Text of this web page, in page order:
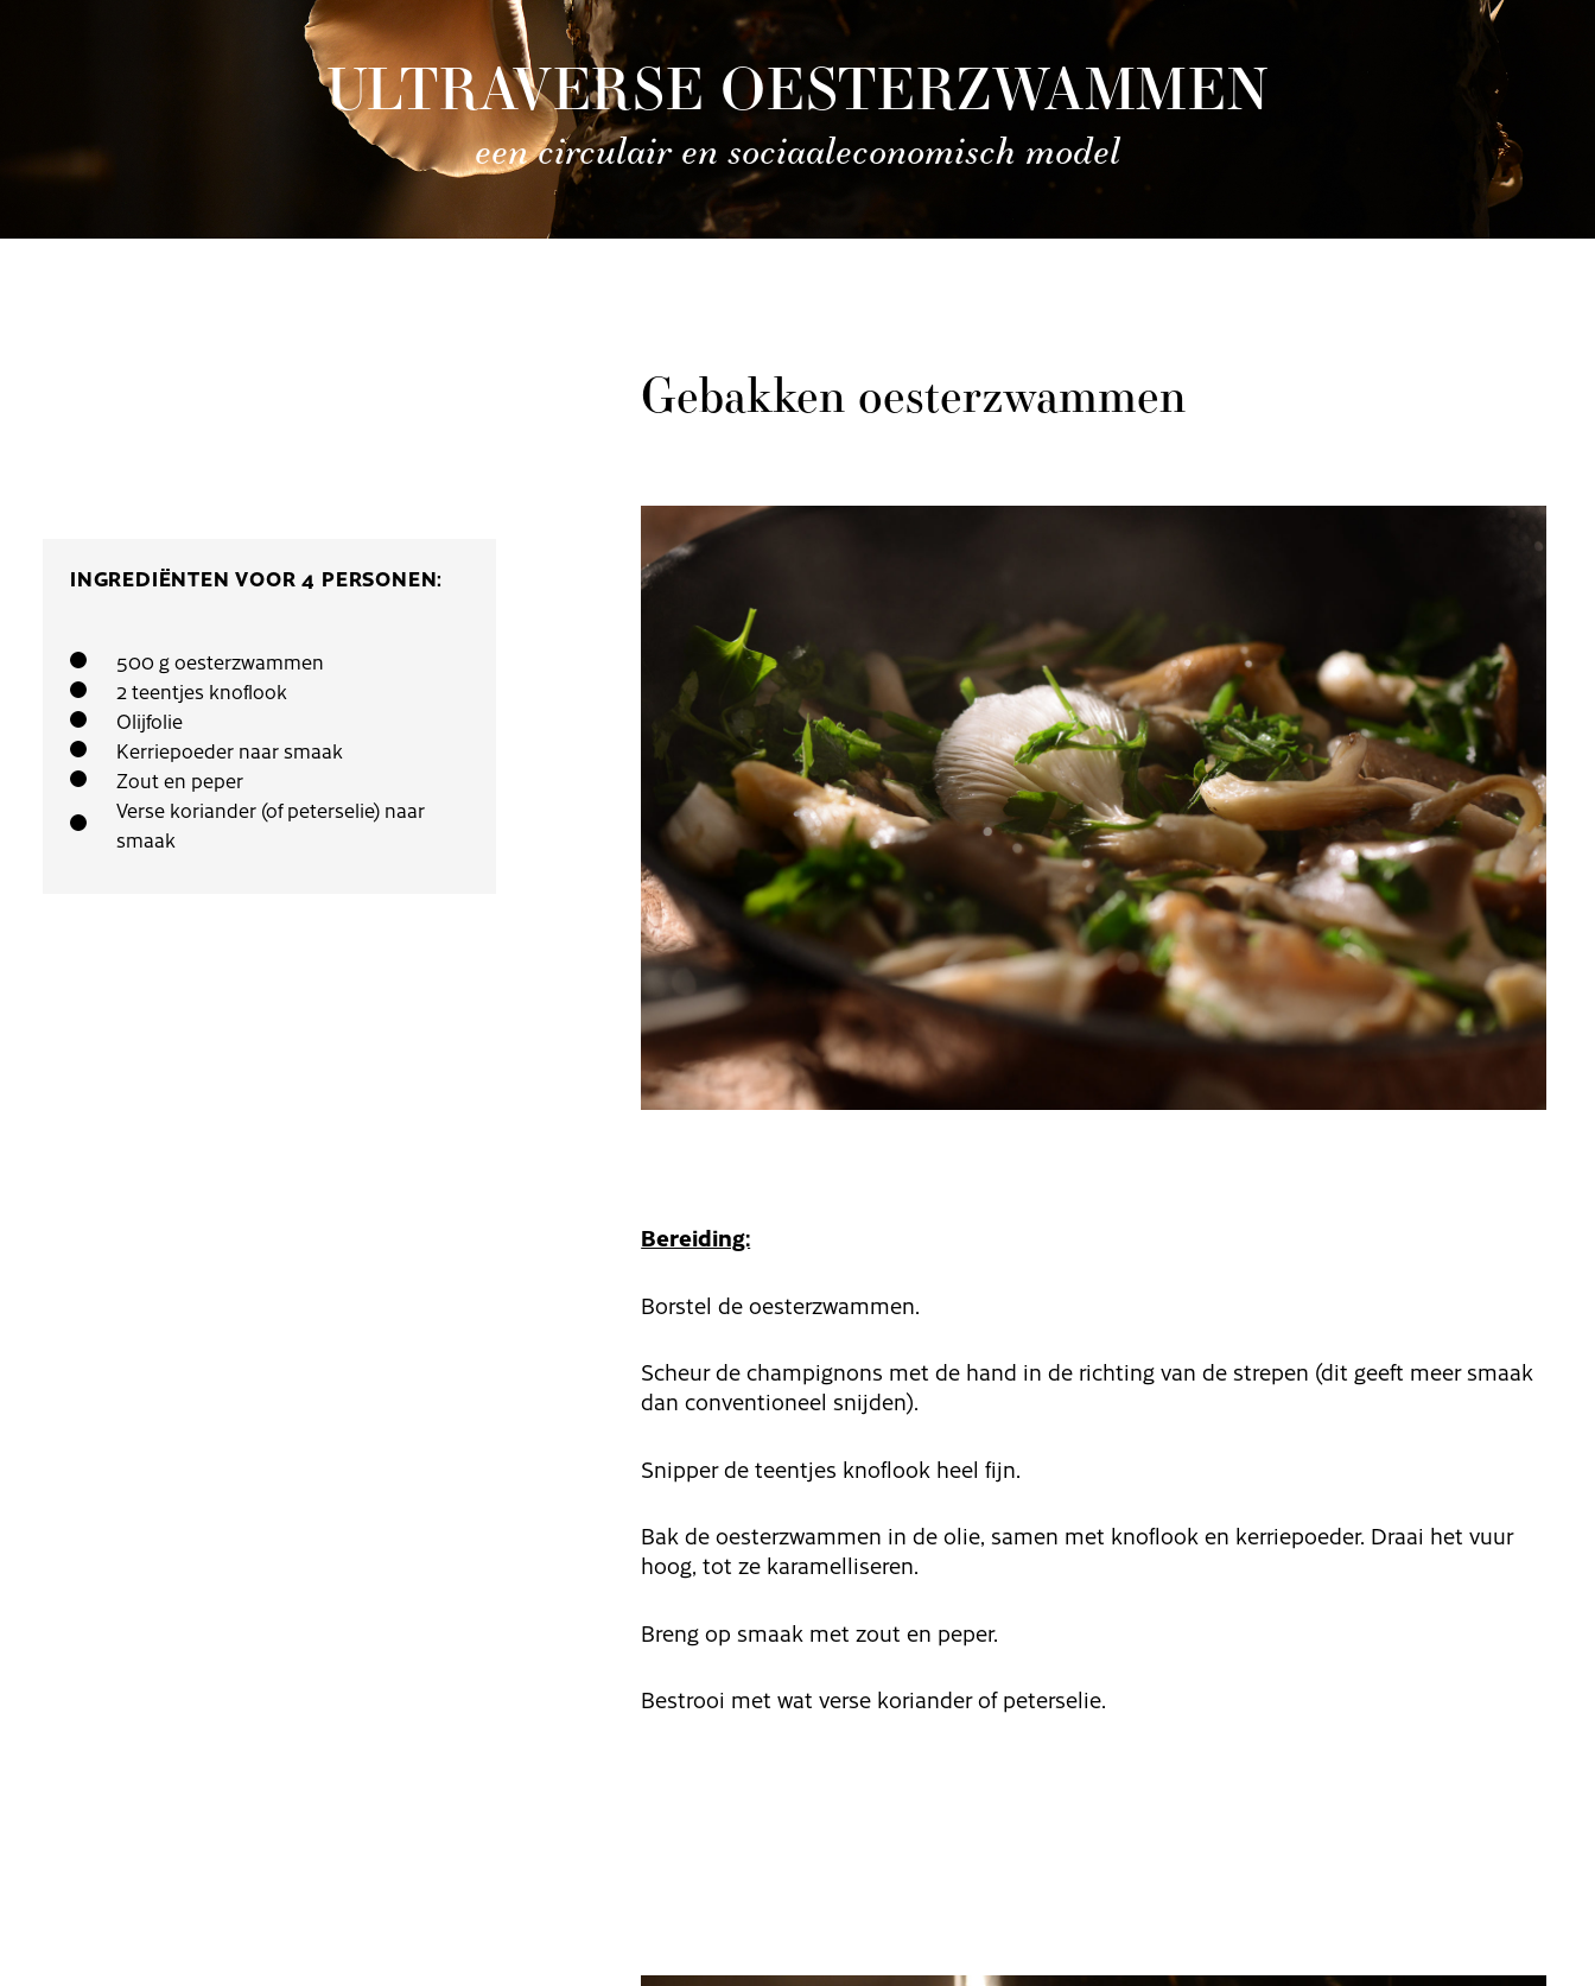
ULTRAVERSE OESTERZWAMMEN
een circulair en sociaaleconomisch model
INGREDIËNTEN VOOR 4 PERSONEN:
500 g oesterzwammen
2 teentjes knoflook
Olijfolie
Kerriepoeder naar smaak
Zout en peper
Verse koriander (of peterselie) naar
smaak
Gebakken oesterzwammen
Bereiding:
Borstel de oesterzwammen.
Scheur de champignons met de hand in de richting van de strepen (dit geeft meer smaak
dan conventioneel snijden).
Snipper de teentjes knoflook heel fijn.
Bak de oesterzwammen in de olie, samen met knoflook en kerriepoeder. Draai het vuur
hoog, tot ze karamelliseren.
Breng op smaak met zout en peper.
Bestrooi met wat verse koriander of peterselie.